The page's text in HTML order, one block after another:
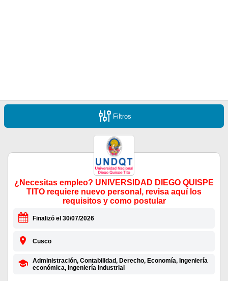
Filtros
¿Necesitas empleo? UNIVERSIDAD DIEGO QUISPE
TITO requiere nuevo personal, revisa aquí los
requisitos y como postular
Finalizó el 30/07/2026
Cusco
Administración, Contabilidad, Derecho, Economía, Ingeniería
económica, Ingeniería industrial